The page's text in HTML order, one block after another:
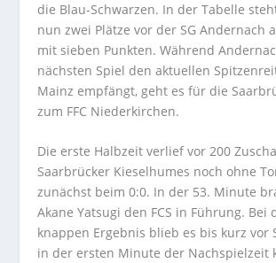
die Blau-Schwarzen. In der Tabelle
nun zwei Plätze vor der SG Andernach
mit sieben Punkten. Während
nächsten Spiel den aktuellen
Mainz empfängt, geht es für die
zum FFC Niederkirchen.
Die erste Halbzeit verlief vor 200
Saarbrücker Kieselhumes noch ohne
zunächst beim 0:0. In der 53. Minute
Akane Yatsugi den FCS in Führung. Bei
knappen Ergebnis blieb es bis kurz vor
in der ersten Minute der Nachspielzeit